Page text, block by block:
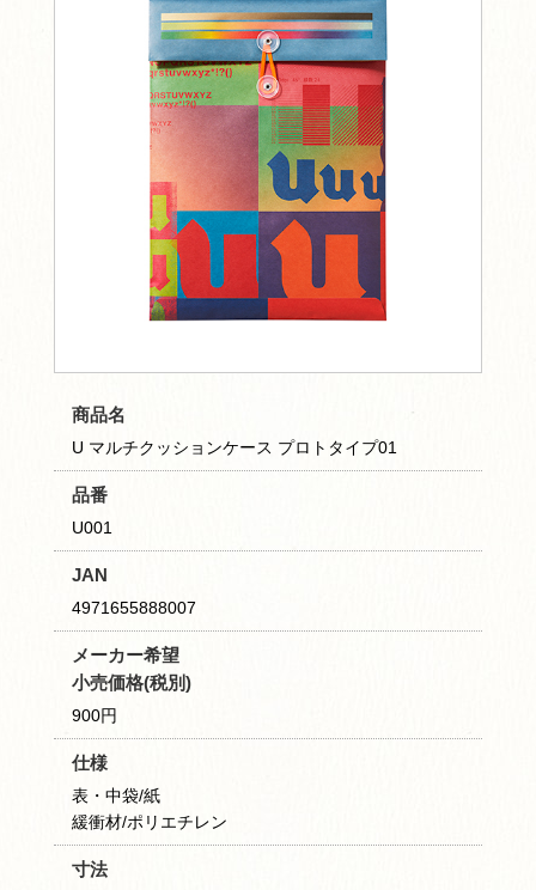
商品名
U マルチクッションケース プロトタイプ01
品番
U001
JAN
4971655888007
メーカー希望
小売価格(税別)
900円
仕様
表・中袋/紙
緩衝材/ポリエチレン
寸法